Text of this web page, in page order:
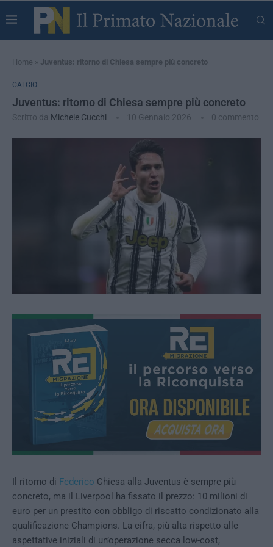
Home » Juventus: ritorno di Chiesa sempre più concreto
CALCIO
Juventus: ritorno di Chiesa sempre più concreto
Scritto da Michele Cucchi 10 Gennaio 2026 0 commento
Il ritorno di Federico Chiesa alla Juventus è sempre più
concreto, ma il Liverpool ha fissato il prezzo: 10 milioni di
euro per un prestito con obbligo di riscatto condizionato alla
qualificazione Champions. La cifra, più alta rispetto alle
aspettative iniziali di un’operazione secca low-cost,